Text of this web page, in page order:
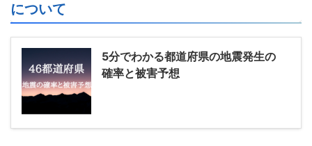
について
5分でわかる都道府県の地震発生の
確率と被害予想